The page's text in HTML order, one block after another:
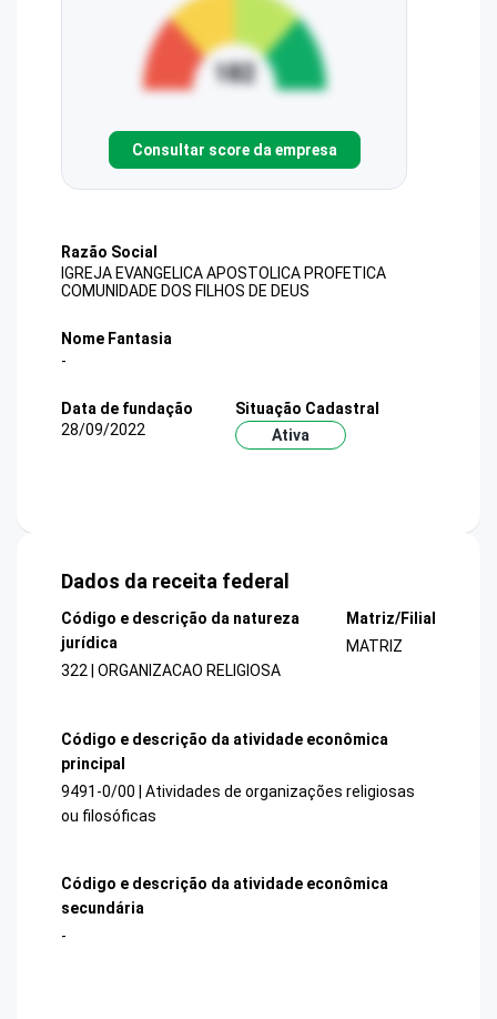
Consultar score da empresa
Razão Social
IGREJA EVANGELICA APOSTOLICA PROFETICA
COMUNIDADE DOS FILHOS DE DEUS
Nome Fantasia
-
Data de fundação
28/09/2022
Situação Cadastral
Ativa
Dados da receita federal
Código e descrição da natureza
jurídica
322 | ORGANIZACAO RELIGIOSA
Matriz/Filial
MATRIZ
Código e descrição da atividade econômica
principal
9491-0/00 | Atividades de organizações religiosas
ou filosóficas
Código e descrição da atividade econômica
secundária
-